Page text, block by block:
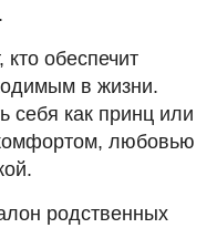
обеспечит
в жизни.
себя как принц или
любовью
родственных